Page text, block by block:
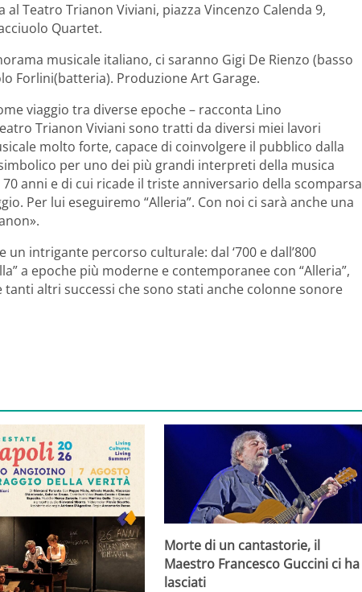
Teatro Trianon Viviani, piazza Vincenzo Calenda 9,
Quartet.
musicale italiano, ci saranno Gigi De Rienzo (basso
Forlini(batteria). Produzione Art Garage.
viaggio tra diverse epoche – racconta Lino
Trianon Viviani sono tratti da diversi miei lavori
molto forte, capace di coinvolgere il pubblico dalla
per uno dei più grandi interpreti della musica
anni e di cui ricade il triste anniversario della scomparsa
Per lui eseguiremo “Alleria”. Con noi ci sarà anche una
intrigante percorso culturale: dal ‘700 e dall’800
a epoche più moderne e contemporanee con “Alleria”,
e tanti altri successi che sono stati anche colonne sonore
Morte di un cantastorie, il
Maestro Francesco Guccini ci ha
lasciati